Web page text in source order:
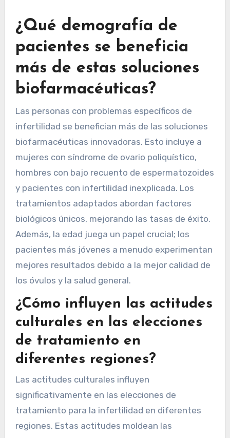
¿Qué demografía de
pacientes se beneficia
más de estas soluciones
biofarmacéuticas?
Las personas con problemas específicos de
infertilidad se benefician más de las soluciones
biofarmacéuticas innovadoras. Esto incluye a
mujeres con síndrome de ovario poliquístico,
hombres con bajo recuento de espermatozoides
y pacientes con infertilidad inexplicada. Los
tratamientos adaptados abordan factores
biológicos únicos, mejorando las tasas de éxito.
Además, la edad juega un papel crucial; los
pacientes más jóvenes a menudo experimentan
mejores resultados debido a la mejor calidad de
los óvulos y la salud general.
¿Cómo influyen las actitudes
culturales en las elecciones
de tratamiento en
diferentes regiones?
Las actitudes culturales influyen
significativamente en las elecciones de
tratamiento para la infertilidad en diferentes
regiones. Estas actitudes moldean las